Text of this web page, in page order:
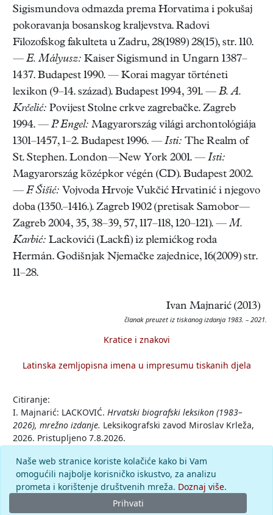
Sigismundova odmazda prema Horvatima i pokušaj
pokoravanja bosanskog kraljevstva. Radovi
Filozofskog fakulteta u Zadru, 28(1989) 28(15), str. 110.
— E. Mályusz: Kaiser Sigismund in Ungarn 1387–
1437. Budapest 1990. — Korai magyar történeti
lexikon (9–14. század). Budapest 1994, 391. — B. A.
Krčelić: Povijest Stolne crkve zagrebačke. Zagreb
1994. — P. Engel: Magyarország világi archontológiája
1301–1457, 1–2. Budapest 1996. — Isti: The Realm of
St. Stephen. London—New York 2001. — Isti:
Magyarország középkor végén (CD). Budapest 2002.
— F. Šišić: Vojvoda Hrvoje Vukčić Hrvatinić i njegovo
doba (1350.–1416.). Zagreb 1902 (pretisak Samobor—
Zagreb 2004, 35, 38–39, 57, 117–118, 120–121). —M.
Karbić: Lackovići (Lackfi) iz plemićkog roda
Hermán. Godišnjak Njemačke zajednice, 16(2009) str.
11–28.
Ivan Majnarić (2013)
članak preuzet iz tiskanog izdanja 1983. – 2021.
Kratice i znakovi
Latinska zemljopisna imena u impresumu tiskanih djela
Citiranje:
I. Majnarić: LACKOVIĆ. Hrvatski biografski leksikon (1983–
2026), mrežno izdanje. Leksikografski zavod Miroslav Krleža,
2026. Pristupljeno 7.8.2026.
Komentar
Naše web stranice koriste kolačiće kako bi Vam
omogućili najbolje korisničko iskustvo, za analizu
prometa i korištenje društvenih mreža. Doznaj više.
Prihvati
© 2026.Leksikografski zavodMiroslav Krleža